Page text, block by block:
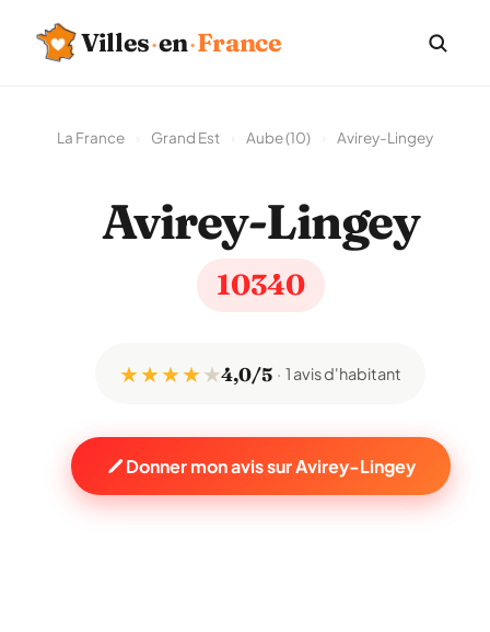
Villes·en·France
La France Grand Est Aube (10) Avirey-Lingey
Avirey-Lingey
10340
★ ★ ★ ★★4,0/5 1 avis d'habitant
Donner mon avis sur Avirey-Lingey